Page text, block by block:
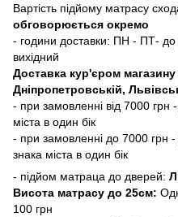
Вартість підйому матрасу
обговорюється окремо
- години доставки: ПН - ПТ- до
вихідний
Доставка кур'єром магазину
Дніпропетровській,
- при замовленні від 7000 грн
міста в один бік
- при замовленні до 7000 грн -
знака міста в один бік
- підйом матраца до дверей:
Висота матрасу до 25см:
100 грн